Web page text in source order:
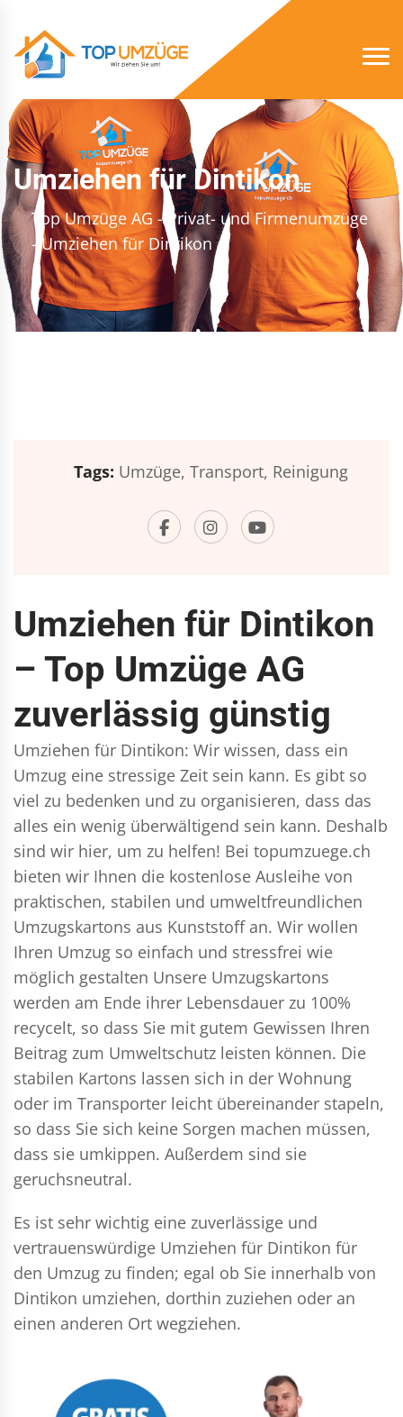
Umziehen für Dintikon
Top Umzüge AG - Privat- und Firmenumzüge
- Umziehen für Dintikon
Tags: Umzüge, Transport, Reinigung
Umziehen für Dintikon
– Top Umzüge AG
zuverlässig günstig
Umziehen für Dintikon: Wir wissen, dass ein
Umzug eine stressige Zeit sein kann. Es gibt so
viel zu bedenken und zu organisieren, dass das
alles ein wenig überwältigend sein kann. Deshalb
sind wir hier, um zu helfen! Bei topumzuege.ch
bieten wir Ihnen die kostenlose Ausleihe von
praktischen, stabilen und umweltfreundlichen
Umzugskartons aus Kunststoff an. Wir wollen
Ihren Umzug so einfach und stressfrei wie
möglich gestalten Unsere Umzugskartons
werden am Ende ihrer Lebensdauer zu 100%
recycelt, so dass Sie mit gutem Gewissen Ihren
Beitrag zum Umweltschutz leisten können. Die
stabilen Kartons lassen sich in der Wohnung
oder im Transporter leicht übereinander stapeln,
so dass Sie sich keine Sorgen machen müssen,
dass sie umkippen. Außerdem sind sie
geruchsneutral.
Es ist sehr wichtig eine zuverlässige und
vertrauenswürdige Umziehen für Dintikon für
den Umzug zu finden; egal ob Sie innerhalb von
Dintikon umziehen, dorthin zuziehen oder an
einen anderen Ort wegziehen.